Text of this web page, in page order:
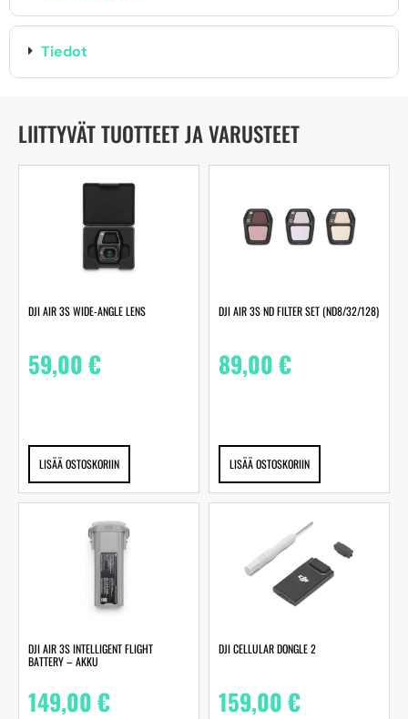
Tiedot
LIITTYVÄT TUOTTEET JA VARUSTEET
DJI AIR 3S WIDE-ANGLE LENS
59,00€
LISÄÄ OSTOSKORIIN
DJI AIR 3S ND FILTER SET (ND8/32/128)
89,00€
LISÄÄ OSTOSKORIIN
DJI AIR 3S INTELLIGENT FLIGHT
BATTERY – AKKU
149,00€
DJI CELLULAR DONGLE 2
159,00€